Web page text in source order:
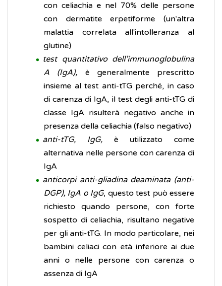
con celiachia e nel 70% delle persone
con dermatite erpetiforme (un'altra
malattia correlata all'intolleranza al
glutine)
test quantitativo dell’immunoglobulina
A (IgA), è generalmente prescritto
insieme al test anti-tTG perché, in caso
di carenza di IgA, il test degli anti-tTG di
classe IgA risulterà negativo anche in
presenza della celiachia (falso negativo)
anti-tTG, IgG, è utilizzato come
alternativa nelle persone con carenza di
IgA
anticorpi anti-gliadina deaminata (anti-
DGP), IgA o IgG, questo test può essere
richiesto quando persone, con forte
sospetto di celiachia, risultano negative
per gli anti-tTG. In modo particolare, nei
bambini celiaci con età inferiore ai due
anni o nelle persone con carenza o
assenza di IgA